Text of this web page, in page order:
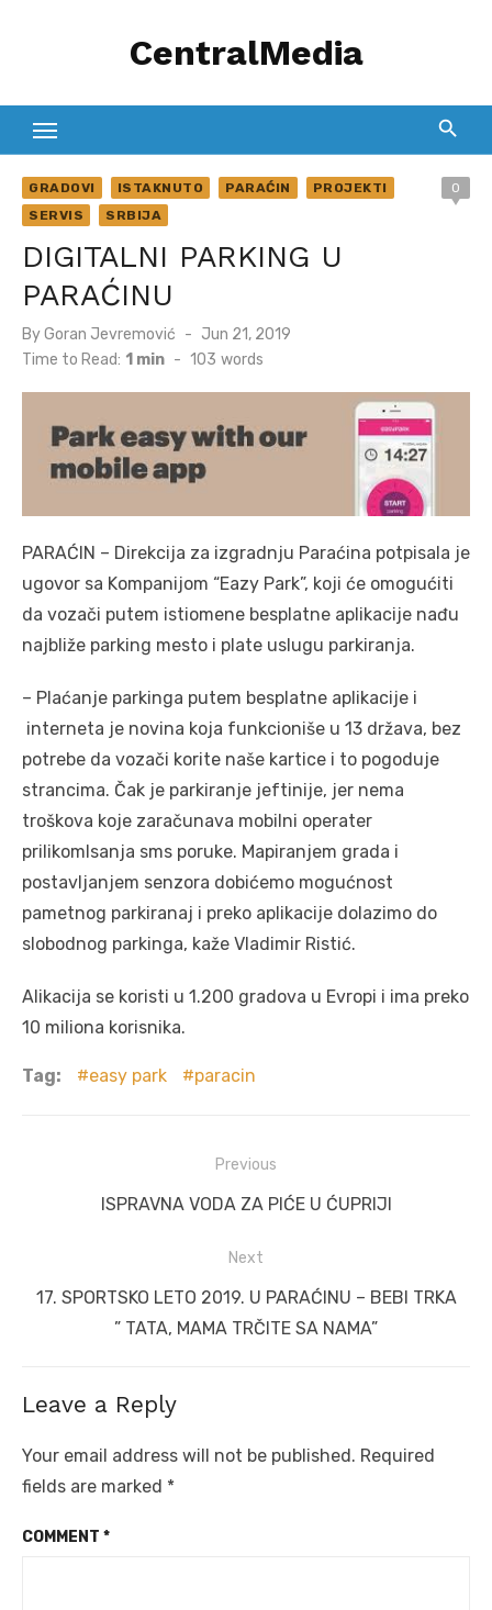
CentralMedia
GRADOVI ISTAKNUTO PARAĆIN
PROJEKTI
SERVIS
SRBIJA
0
DIGITALNI PARKING U
PARAĆINU
ByGoran Jevremović
Posted
on
Jun 21, 2019
Time to Read: 1 min - 103 words
PARAĆIN – Direkcija za izgradnju Paraćina potpisala je
ugovor sa Kompanijom “Eazy Park”, koji će omogućiti
da vozači putem istiomene besplatne aplikacije nađu
najbliže parking mesto i plate uslugu parkiranja.
– Plaćanje parkinga putem besplatne aplikacije i
interneta je novina koja funkcioniše u 13 država, bez
potrebe da vozači korite naše kartice i to pogoduje
strancima. Čak je parkiranje jeftinije, jer nema
troškova koje zaračunava mobilni operater
prilikomlsanja sms poruke. Mapiranjem grada i
postavljanjem senzora dobićemo mogućnost
pametnog parkiranaj i preko aplikacije dolazimo do
slobodnog parkinga, kaže Vladimir Ristić.
Alikacija se koristi u 1.200 gradova u Evropi i ima preko
10 miliona korisnika.
Tag: easy park paracin
navigation
Previous
Previous
ISPRAVNA VODA ZA PIĆE U ĆUPRIJI
Next
Next
17. SPORTSKO LETO 2019. U PARAĆINU – BEBI TRKA
” TATA, MAMA TRČITE SA NAMA”
Leave a Reply
Your email address will not be published. Required
fields are marked *
COMMENT *